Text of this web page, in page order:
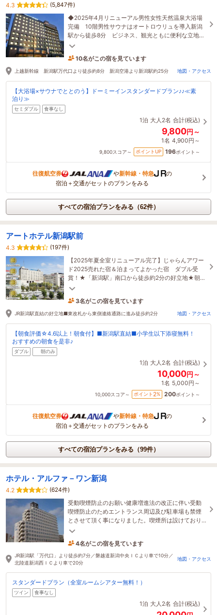
4.3
(5,847件)
◆2025年4月リニューアル男性女性天然温泉大浴場
完備 10階男性サウナはオートロウリュを導入新潟
駅から徒歩8分 ビジネス、観光ともに便利な立地ア
イス・乳酸菌・夜鳴きそばサービスもございます。
10名がこの宿を見ています
11分前に予約されました
上越新幹線 新潟駅万代口より徒歩約8分 新潟空港より新潟駅約25分 地図・アクセス
【大浴場×サウナでととのう】ドーミーインスタンダードプラン♪♪≪素
泊り≫
セミダブル 食事なし
1泊 大人2名 合計(税込)
9,800円～
1名 4,900円～
9,800スコア～ ポイントUP 196ポイント～
往復航空券 や新幹線・特急
の
宿泊＋交通がセットのプランをみる
すべての宿泊プランをみる（62件）
アートホテル新潟駅前
4.3
(197件)
【2025年夏全室リニューアル完了】じゃらんアワー
ド2025売れた宿＆泊まってよかった宿 ダブル受
賞！★「新潟駅」南口から徒歩約2分の好立地★朝食
メニュー50品以上、新潟の食をご堪能いただけま
3名がこの宿を見ています
たった今予約されました
JR新潟駅直結の好立地■東改札から東側連絡通路に進み徒歩約2分 地図・アクセス
【朝食評価☆4.6以上！朝食付】■新潟駅直結■小学生以下添寝無料！
おすすめの朝食を是非♪
ダブル 朝のみ
1泊 大人2名 合計(税込)
10,000円～
1名 5,000円～
10,000スコア～ ポイント 2% 200ポイント～
往復航空券 や新幹線・特急
の
宿泊＋交通がセットのプランをみる
すべての宿泊プランをみる（99件）
ホテル・アルファ－ワン新潟
4.2
(624件)
受動喫煙防止のお願い健康増進法の改正に伴い受動
喫煙防止のためエントランス周辺及び駐車場も禁煙
とさせて頂く事になりました。喫煙所は設けており
ませんので、お煙草は喫煙可のお部屋でお願い致し
4名がこの宿を見ています
たった今予約されました
JR新潟駅「万代口」より徒歩約7分／磐越道新潟中央ＩＣより車で10分／
北陸道新潟西ＩＣより車で20分
地図・アクセス
スタンダードプラン（全室ルームシアター無料！）
ツイン 食事なし
1泊 大人2名 合計(税込)